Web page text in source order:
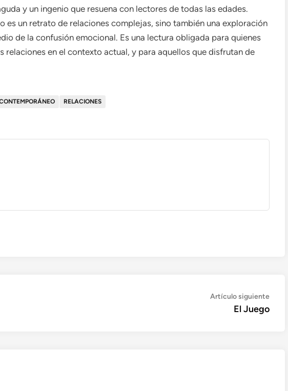
y un ingenio que resuena con lectores de todas las edades.
es un retrato de relaciones complejas, sino también una exploración
de la confusión emocional. Es una lectura obligada para quienes
relaciones en el contexto actual, y para aquellos que disfrutan de
RELACIONES
Artículo siguiente
El Juego